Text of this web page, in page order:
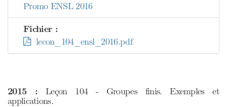
Promo ENSL 2016
Fichier :
lecon_104_ensl_2016.pdf
2015 : Leçon 104 - Groupes finis. Exemples et
applications.